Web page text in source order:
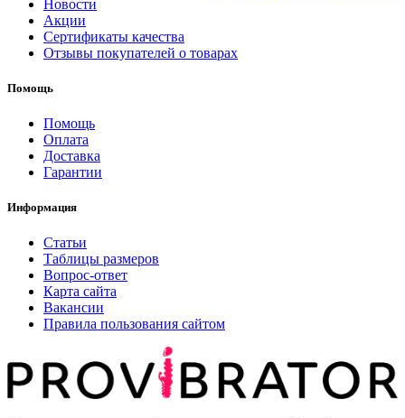
Новости
Акции
Сертификаты качества
Отзывы покупателей о товарах
Помощь
Помощь
Оплата
Доставка
Гарантии
Информация
Статьи
Таблицы размеров
Вопрос-ответ
Карта сайта
Вакансии
Правила пользования сайтом